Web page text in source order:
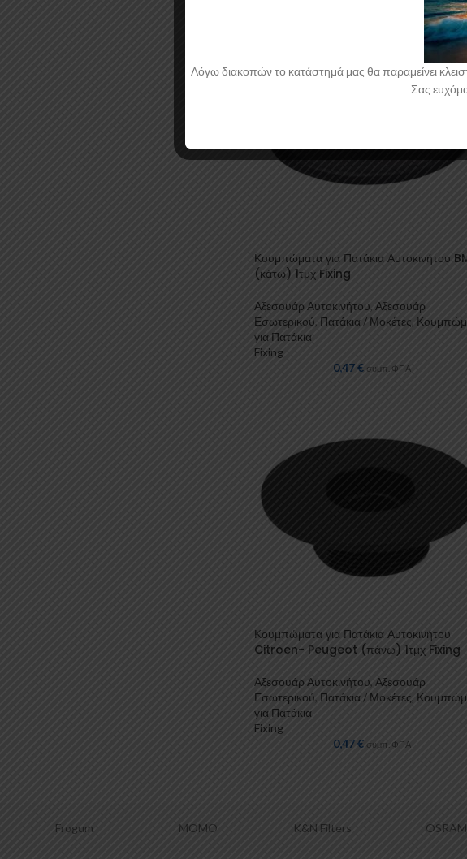
Κουμπώματα για Πατάκια Αυτοκινήτου
(κάτω) 1τμχ Fixing
Αξεσουάρ Αυτοκινήτου Αξεσουάρ
Εσωτερικού Πατάκια / Μοκέτες
για Πατάκια
Fixing
0,47€ συμπ. ΦΠΑ
Κουμπώματα για Πατάκια Αυτοκινήτου
Citroen- Peugeot (πάνω) 1τμχ Fixing
Αξεσουάρ Αυτοκινήτου, Αξεσουάρ
Εσωτερικού, Πατάκια / Μοκέτες,
για Πατάκια
Fixing
0,47€ συμπ. ΦΠΑ
MOMO K&N Filters OSRAM Farma
Λόγω διακοπών το κατάστημά μας θα παραμείνει
Σας